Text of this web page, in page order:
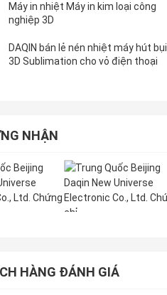
Máy in nhiệt Máy in kim loại công
nghiệp 3D
DAQIN bán lẻ nén nhiệt máy hút bụi
3D Sublimation cho vỏ điện thoại
NHẬN
HÀNG ĐÁNH GIÁ